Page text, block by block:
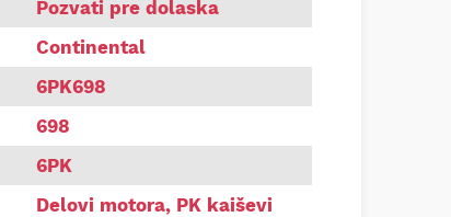
Pozvati pre dolaska
Continental
6PK698
698
6PK
Delovi motora, PK kaiševi